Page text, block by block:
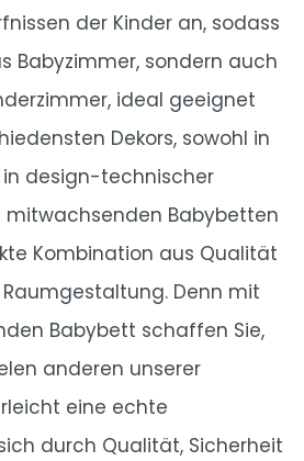
der Kinder an, sodass
Babyzimmer, sondern auch
ideal geeignet
Dekors, sowohl in
design-technischer
mitwachsenden Babybetten
Kombination aus Qualität
Denn mit
Babybett schaffen Sie,
anderen unserer
eine echte
durch Qualität, Sicherheit